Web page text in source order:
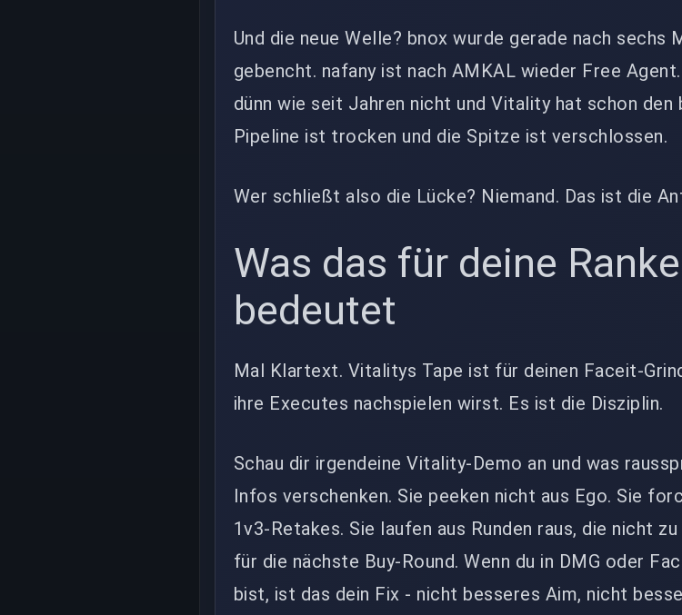
Und die neue Welle? bnox wurde gerade nach sechs
gebencht. nafany ist nach AMKAL wieder Free
dünn wie seit Jahren nicht und Vitality hat schon den
Pipeline ist trocken und die Spitze ist verschlossen.
Wer schließt also die Lücke? Niemand. Das ist die
Was das für deine
bedeutet
Mal Klartext. Vitalitys Tape ist für deinen Faceit-
ihre Executes nachspielen wirst. Es ist die Disziplin.
Schau dir irgendeine Vitality-Demo an und was
Infos verschenken. Sie peeken nicht aus Ego. Sie
1v3-Retakes. Sie laufen aus Runden raus, die nicht
für die nächste Buy-Round. Wenn du in DMG oder
bist, ist das dein Fix - nicht besseres Aim, nicht